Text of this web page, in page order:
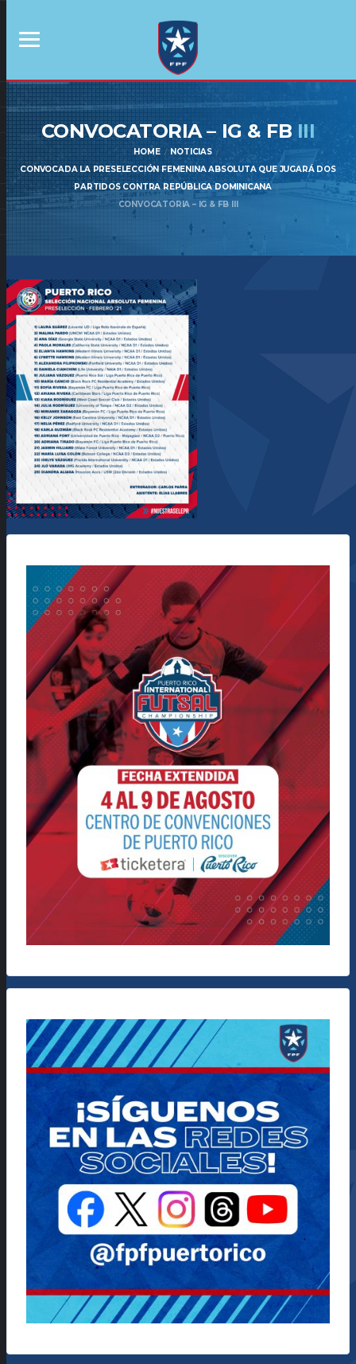
CONVOCATORIA – IG & FB III
HOME
NOTICIAS
CONVOCADA LA PRESELECCIÓN FEMENINA ABSOLUTA QUE JUGARÁ DOS
PARTIDOS CONTRA REPÚBLICA DOMINICANA
CONVOCATORIA – IG & FB III